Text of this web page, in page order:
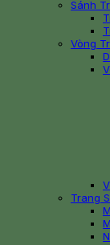
Sánh
Vòng
Trang